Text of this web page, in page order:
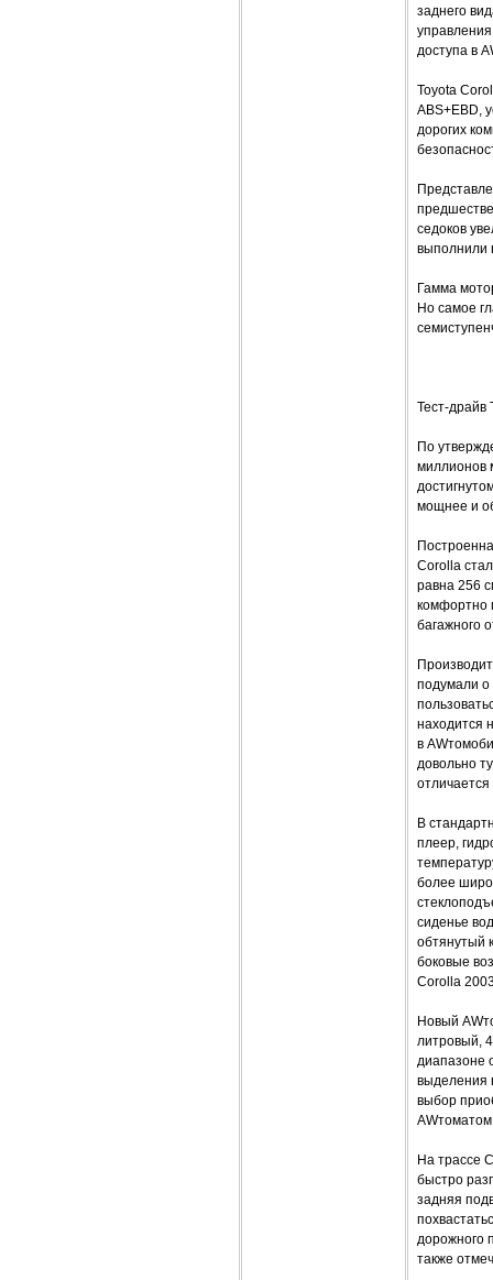
заднего
управления
доступа в
Toyota
ABS+EBD,
дорогих
седоков
выполнили
Гамма
Но самое
Тест-драйв
По
миллионов
мощнее и
Corolla
равна 256
комфортно
багажного
подумали о
находится
в
довольно
В
плеер,
более
сиденье
обтянутый
боковые
Corolla
Новый
литровый,
диапазоне
выделения
выбор
На трассе
быстро
задняя
дорожного
также